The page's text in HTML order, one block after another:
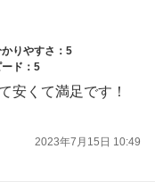
りやすさ：5
ド：5
安くて満足です！
2023年7月15日 10:49